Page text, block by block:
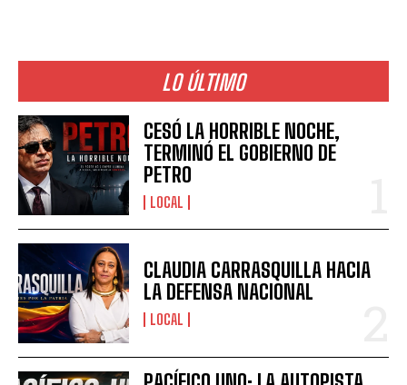
LO ÚLTIMO
CESÓ LA HORRIBLE NOCHE,
TERMINÓ EL GOBIERNO DE
PETRO
LOCAL
CLAUDIA CARRASQUILLA HACIA
LA DEFENSA NACIONAL
LOCAL